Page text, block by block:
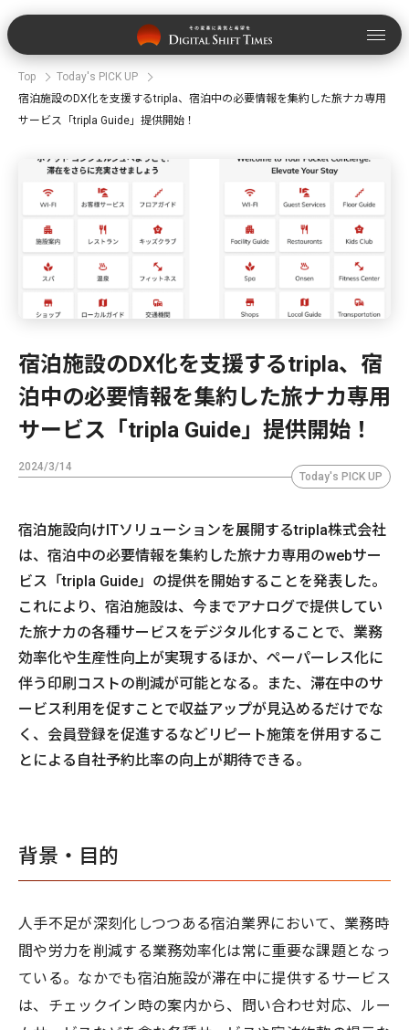
Top
Today's PICK UP
宿泊施設のDX化を支援するtripla、宿泊中の必要情報を集約した旅ナカ専用
サービス「tripla Guide」提供開始！
宿泊施設のDX化を支援するtripla、宿
泊中の必要情報を集約した旅ナカ専用
サービス「tripla Guide」提供開始！
2024/3/14
Today's PICK UP
宿泊施設向けITソリューションを展開するtripla株式会社
は、宿泊中の必要情報を集約した旅ナカ専用のwebサー
ビス「tripla Guide」の提供を開始することを発表した。
これにより、宿泊施設は、今までアナログで提供してい
た旅ナカの各種サービスをデジタル化することで、業務
効率化や生産性向上が実現するほか、ペーパーレス化に
伴う印刷コストの削減が可能となる。また、滞在中のサ
ービス利用を促すことで収益アップが見込めるだけでな
く、会員登録を促進するなどリピート施策を併用するこ
とによる自社予約比率の向上が期待できる。
背景・目的
人手不足が深刻化しつつある宿泊業界において、業務時
間や労力を削減する業務効率化は常に重要な課題となっ
ている。なかでも宿泊施設が滞在中に提供するサービス
は、チェックイン時の案内から、問い合わせ対応、ルー